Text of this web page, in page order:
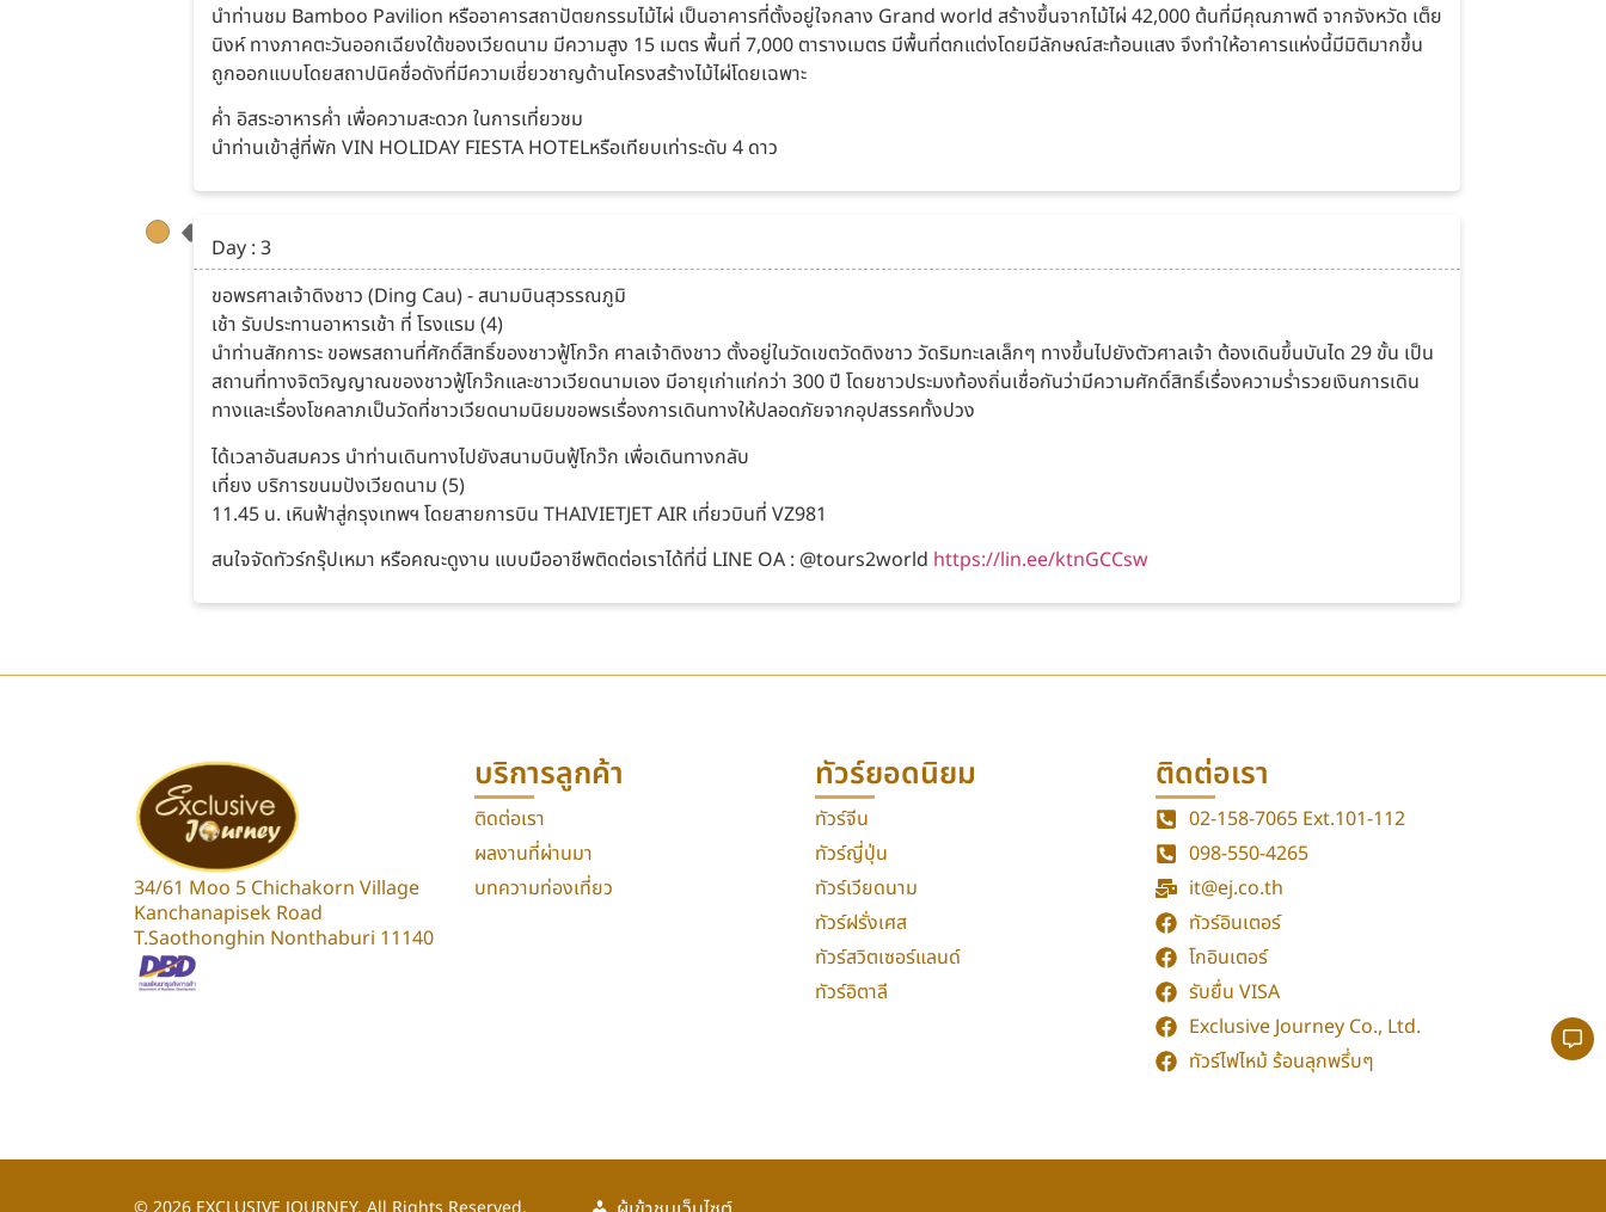
นำท่านชม Bamboo Pavilion หรืออาคารสถาปัตยกรรมไม้ไผ่ เป็นอาคารที่ตั้งอยู่ใจกลาง Grand world สร้างขึ้นจากไม้ไผ่ 42,000 ต้นที่มีคุณภาพดี จากจังหวัด เต็ย
นิงห์ ทางภาคตะวันออกเฉียงใต้ของเวียดนาม มีความสูง 15 เมตร พื้นที่ 7,000 ตารางเมตร มีพื้นที่ตกแต่งโดยมีลักษณ์สะท้อนแสง จึงทำให้อาคารแห่งนี้มีมิติมากขึ้น
ถูกออกแบบโดยสถาปนิคชื่อดังที่มีความเชี่ยวชาญด้านโครงสร้างไม้ไผ่โดยเฉพาะ
ค่ำ อิสระอาหารค่ำ เพื่อความสะดวก ในการเที่ยวชม
นำท่านเข้าสู่ที่พัก VIN HOLIDAY FIESTA HOTELหรือเทียบเท่าระดับ 4 ดาว
Day : 3
ขอพรศาลเจ้าดิงชาว (Ding Cau) - สนามบินสุวรรณภูมิ
เช้า รับประทานอาหารเช้า ที่ โรงแรม (4)
นำท่านสักการะ ขอพรสถานที่ศักดิ์สิทธิ์ของชาวฟู้โกว๊ก ศาลเจ้าดิงชาว ตั้งอยู่ในวัดเขตวัดดิงชาว วัดริมทะเลเล็กๆ ทางขึ้นไปยังตัวศาลเจ้า ต้องเดินขึ้นบันได 29 ขั้น เป็น
สถานที่ทางจิตวิญญาณของชาวฟู้โกว๊กและชาวเวียดนามเอง มีอายุเก่าแก่กว่า 300 ปี โดยชาวประมงท้องถิ่นเชื่อกันว่ามีความศักดิ์สิทธิ์เรื่องความร่ำรวยเงินการเดิน
ทางและเรื่องโชคลาภเป็นวัดที่ชาวเวียดนามนิยมขอพรเรื่องการเดินทางให้ปลอดภัยจากอุปสรรคทั้งปวง
ได้เวลาอันสมควร นำท่านเดินทางไปยังสนามบินฟู้โกว๊ก เพื่อเดินทางกลับ
เที่ยง บริการขนมปังเวียดนาม (5)
11.45 น. เหินฟ้าสู่กรุงเทพฯ โดยสายการบิน THAIVIETJET AIR เที่ยวบินที่ VZ981
สนใจจัดทัวร์กรุ๊ปเหมา หรือคณะดูงาน แบบมืออาชีพติดต่อเราได้ที่นี่ LINE OA : @tours2world https://lin.ee/ktnGCCsw
34/61 Moo 5 Chichakorn Village
Kanchanapisek Road
T.Saothonghin Nonthaburi 11140
บริการลูกค้า
ติดต่อเรา
ผลงานที่ผ่านมา
บทความท่องเที่ยว
ทัวร์ยอดนิยม
ทัวร์จีน
ทัวร์ญี่ปุ่น
ทัวร์เวียดนาม
ทัวร์ฝรั่งเศส
ทัวร์สวิตเซอร์แลนด์
ทัวร์อิตาลี
ติดต่อเรา
02-158-7065Ext.101-112
098-550-4265
it@ej.co.th
ทัวร์อินเตอร์
โกอินเตอร์
รับยื่น VISA
Exclusive Journey Co., Ltd.
ทัวร์ไฟไหม้ ร้อนลุกพรึ่บๆ
กลับขึ้นด้านบน